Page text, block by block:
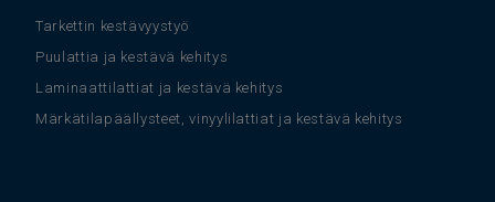
Tarkettin kestävyystyö
Puulattia ja kestävä kehitys
Laminaattilattiat ja kestävä kehitys
Märkätilapäällysteet, vinyylilattiat ja kestävä kehitys